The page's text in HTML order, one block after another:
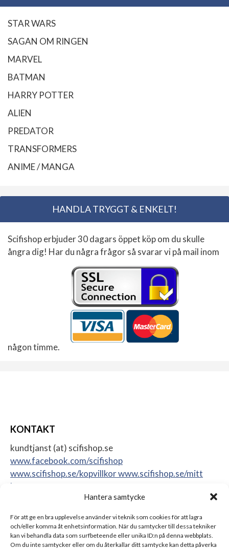
Hantera samtycke
För att ge en bra upplevelse använder vi teknik som cookies för att lagra
och/eller komma åt enhetsinformation. När du samtycker till dessa tekniker
kan vi behandla data som surfbeteende eller unika ID:n på denna webbplats.
Om du inte samtycker eller om du återkallar ditt samtycke kan detta påverka
STAR WARS
SAGAN OM RINGEN
MARVEL
BATMAN
HARRY POTTER
ALIEN
PREDATOR
TRANSFORMERS
ANIME / MANGA
HANDLA TRYGGT & ENKELT!
Scifishop erbjuder 30 dagars öppet köp om du skulle
ångra dig! Har du några frågor så svarar vi på mail inom
någon timme.
KONTAKT
kundtjanst (at) scifishop.se
www.facebook.com/scifishop
www.scifishop.se/kopvillkorwww.scifishop.se/mitt
konto
17562 Järfälla
Sweden